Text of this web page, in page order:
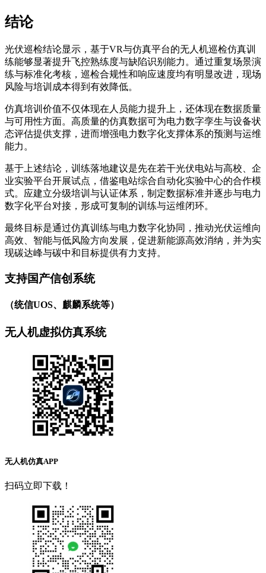
结论
光伏巡检结论显示，基于VR与仿真平台的无人机巡检仿真训
练能够显著提升飞控熟练度与缺陷识别能力。通过重复场景演
练与标准化考核，巡检合规性和响应速度均有明显改进，现场
风险与培训成本得到有效降低。
仿真培训价值不仅体现在人员能力提升上，还体现在数据质量
与可用性方面。高质量的仿真数据可为电力数字孪生与设备状
态评估提供支撑，进而增强电力数字化支撑体系的预测与运维
能力。
基于上述结论，训练落地建议是先在若干光伏电站与高校、企
业实验平台开展试点，借鉴电站综合自动化实验中心的合作模
式。应建立分级培训与认证体系，制定数据标准并逐步与电力
数字化平台对接，形成可复制的训练与运维闭环。
最终目标是通过仿真训练与电力数字化协同，推动光伏运维向
高效、智能与低风险方向发展，促进新能源高效消纳，并为实
现碳达峰与碳中和目标提供有力支持。
支持国产信创系统
（统信UOS、麒麟系统等）
无人机虚拟仿真系统
无人机仿真APP
扫码立即下载！